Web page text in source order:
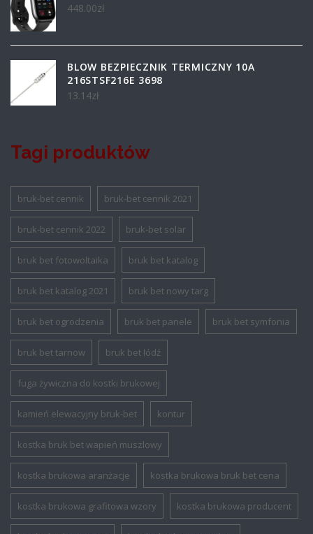
448.00zł
BLOW BEZPIECZNIK TERMICZNY 10A
216STSF216E 3698
13.14zł
Tagi produktów
bruk-bet cennik bruk-bet cennik 2021
bruk-bet cennik 2022 bruk-bet solar
bruk bet fotowoltaika bruk bet katalog
bruk bet katalog 2021 bruk bet nowy targ
bruk bet ogrodzenia bruk bet panele bruk bet symfonia
bruk bet tarnow bruk bet łódź
fuga żywiczna do kostki brukowej
kamień elewacyjny bruk-bet kontur
kostka bruk bet wapień muszlowy
kostka brukowa aranżacje kostka brukowa bruk bet cena
kostka brukowa grafitowa wzory kostka brukowa producent